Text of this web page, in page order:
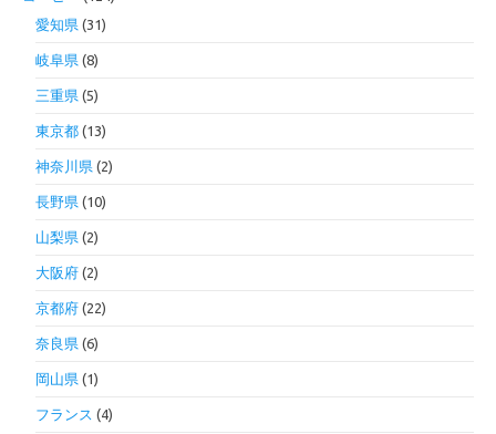
愛知県 (31)
岐阜県 (8)
三重県 (5)
東京都 (13)
神奈川県 (2)
長野県 (10)
山梨県 (2)
大阪府 (2)
京都府 (22)
奈良県 (6)
岡山県 (1)
フランス (4)